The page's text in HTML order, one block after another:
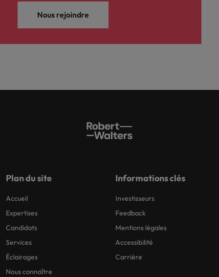
Nous rejoindre
Plan du site
Accueil
Expertises
Candidats
Services
Éclairages
Nous connaître
Informations clés
Investisseurs
Feedback
Mentions légales
Accessibilité
Carrière